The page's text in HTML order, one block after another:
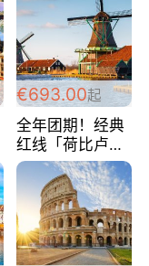
€693.00起
全年团期！经典
红线「荷比卢德
法」七天循环 五
国 仅售99欧/人/
天！巴黎上下！
包拼房~